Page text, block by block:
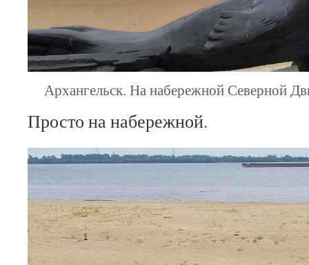
Архангельск. На набережной Северной
Просто на набережной.